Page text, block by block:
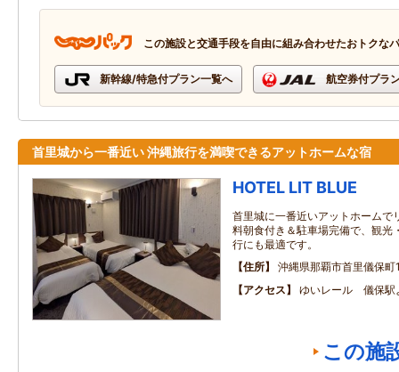
この施設と交通手段を自由に組み合わせたおトクな
新幹線/特急付プラン一覧へ 航空券付プラ
首里城から一番近い 沖縄旅行を満喫できるアットホームな宿
HOTEL LIT BLUE
首里城に一番近いアットホームで
料朝食付き＆駐車場完備で、観光
行にも最適です。
住所
沖縄県那覇市首里儀保町
アクセス
ゆいレール 儀保駅
この施